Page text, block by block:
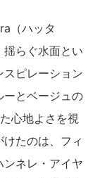
（ハッタ
らぐ水面とい
スピレーション
ーとベージュの
心地よさを視
たのは、フィ
ンネレ・アイヤ